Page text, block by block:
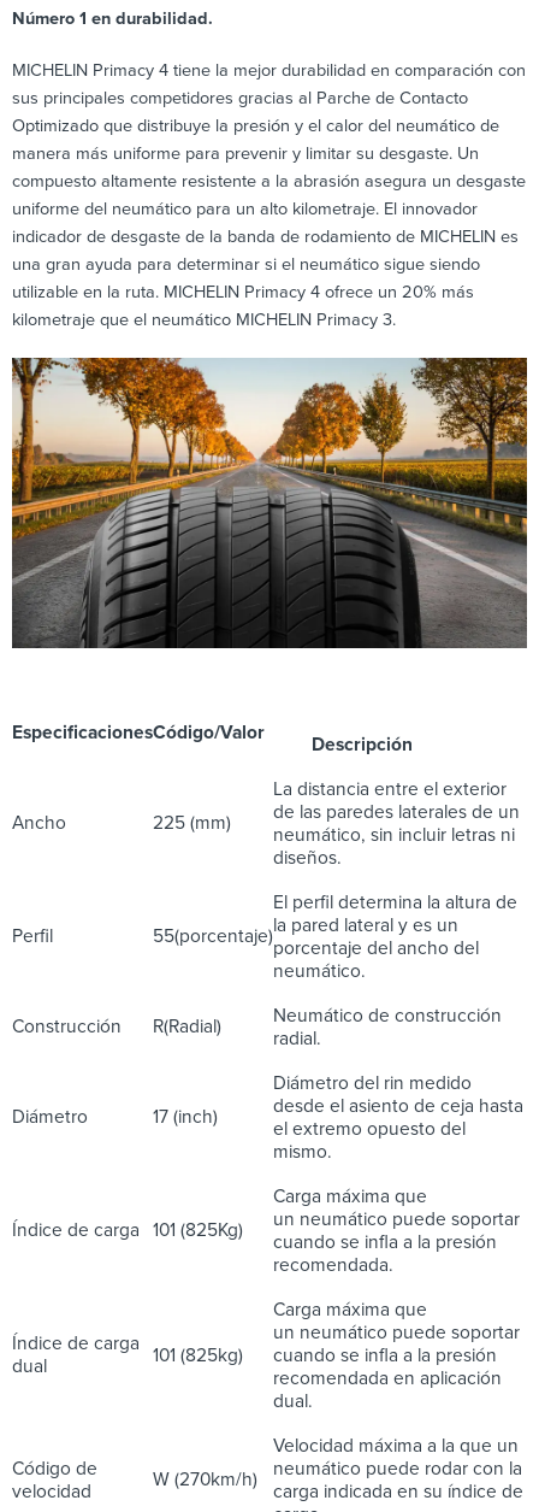
Número 1 en durabilidad.
MICHELIN Primacy 4 tiene la mejor durabilidad en comparación con
sus principales competidores gracias al Parche de Contacto
Optimizado que distribuye la presión y el calor del neumático de
manera más uniforme para prevenir y limitar su desgaste. Un
compuesto altamente resistente a la abrasión asegura un desgaste
uniforme del neumático para un alto kilometraje. El innovador
indicador de desgaste de la banda de rodamiento de MICHELIN es
una gran ayuda para determinar si el neumático sigue siendo
utilizable en la ruta. MICHELIN Primacy 4 ofrece un 20% más
kilometraje que el neumático MICHELIN Primacy 3.
EspecificacionesCódigo/Valor
Descripción
Ancho 225 (mm)
La distancia entre el exterior
de las paredes laterales de un
neumático, sin incluir letras ni
diseños.
Perfil 55(porcentaje)
El perfil determina la altura de
la pared lateral y es un
porcentaje del ancho del
neumático.
Construcción R(Radial)
Neumático de construcción
radial.
Diámetro 17 (inch)
Diámetro del rin medido
desde el asiento de ceja hasta
el extremo opuesto del
mismo.
Índice de carga 101 (825Kg)
Carga máxima que
un neumático puede soportar
cuando se infla a la presión
recomendada.
Índice de carga
dual
101 (825kg)
Carga máxima que
un neumático puede soportar
cuando se infla a la presión
recomendada en aplicación
dual.
Código de
velocidad
W (270km/h)
Velocidad máxima a la que un
neumático puede rodar con la
carga indicada en su índice de